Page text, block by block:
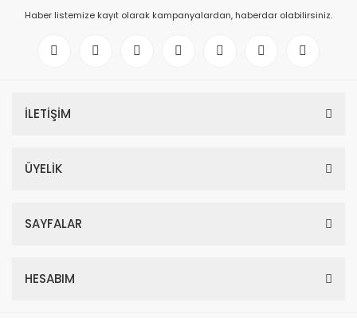
Haber listemize kayıt olarak kampanyalardan, haberdar olabilirsiniz.
İLETİŞİM
ÜYELİK
SAYFALAR
HESABIM